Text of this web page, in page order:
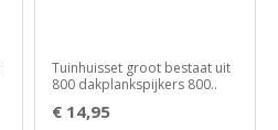
Tuinhuisset groot bestaat uit
800 dakplankspijkers 800..
€ 14,95